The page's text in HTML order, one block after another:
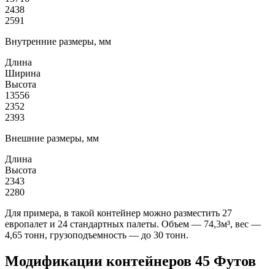
2438
2591
Внутренние размеры, мм
Длина
Ширина
Высота
13556
2352
2393
Внешние размеры, мм
Длина
Высота
2343
2280
Для примера, в такой контейнер можно разместить 27
европалет и 24 стандартных палеты. Объем — 74,3м³, вес —
4,65 тонн, грузоподъемность — до 30 тонн.
Модификации контейнеров 45 Футов